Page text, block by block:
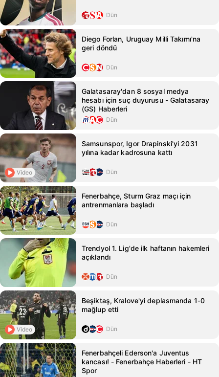
Dün
Diego Forlan, Uruguay Milli Takımı'na
geri döndü
Dün
Galatasaray'dan 8 sosyal medya
hesabı için suç duyurusu - Galatasaray
(GS) Haberleri
Dün
Video
Samsunspor, Igor Drapinski'yi 2031
yılına kadar kadrosuna kattı
Dün
Fenerbahçe, Sturm Graz maçı için
antrenmanlara başladı
Dün
Trendyol 1. Lig'de ilk haftanın hakemleri
açıklandı
Dün
Video
Beşiktaş, Kralove'yi deplasmanda 1-0
mağlup etti
Dün
Fenerbahçeli Ederson'a Juventus
kancası! - Fenerbahçe Haberleri - HT
Spor